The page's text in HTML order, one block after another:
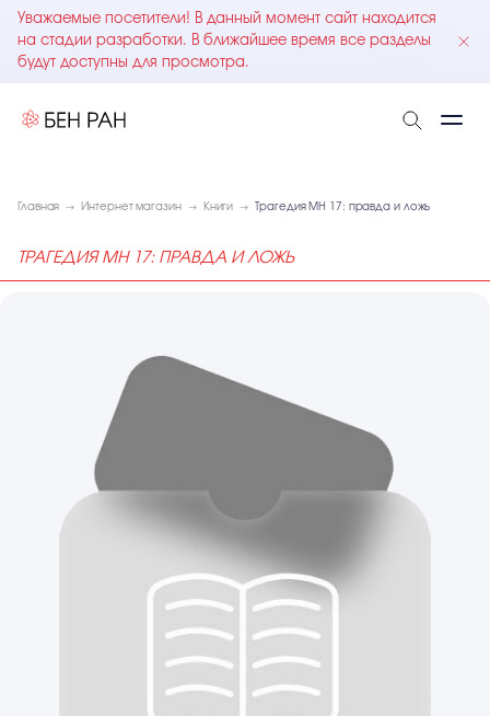
Уважаемые посетители! В данный момент сайт находится
на стадии разработки. В ближайшее время все разделы
будут доступны для просмотра.
Главная Интернет магазин Книги Трагедия МН 17: правда и ложь
ТРАГЕДИЯ МН 17: ПРАВДА И ЛОЖЬ